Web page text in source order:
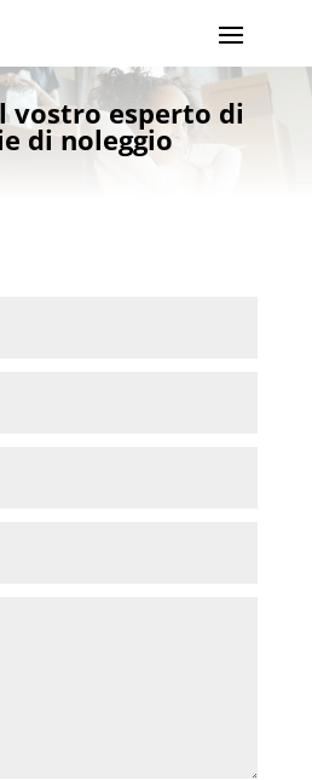
vostro esperto di
di noleggio